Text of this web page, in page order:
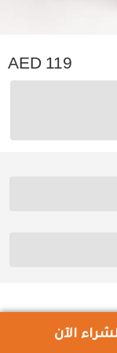
119
الآن